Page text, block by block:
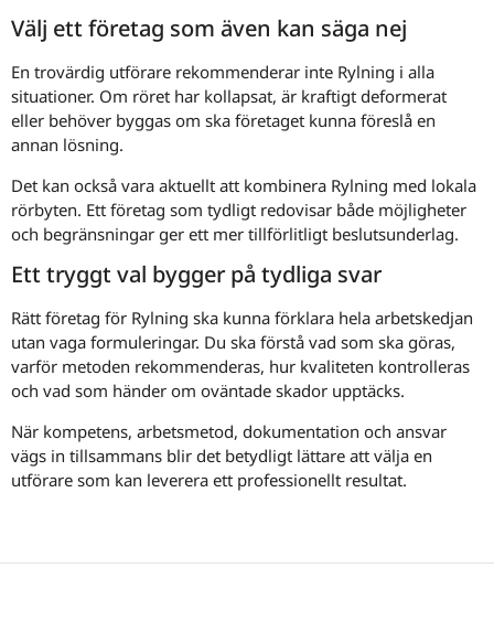
Välj ett företag som även kan säga nej
En trovärdig utförare rekommenderar inte Rylning i alla
situationer. Om röret har kollapsat, är kraftigt deformerat
eller behöver byggas om ska företaget kunna föreslå en
annan lösning.
Det kan också vara aktuellt att kombinera Rylning med lokala
rörbyten. Ett företag som tydligt redovisar både möjligheter
och begränsningar ger ett mer tillförlitligt beslutsunderlag.
Ett tryggt val bygger på tydliga svar
Rätt företag för Rylning ska kunna förklara hela arbetskedjan
utan vaga formuleringar. Du ska förstå vad som ska göras,
varför metoden rekommenderas, hur kvaliteten kontrolleras
och vad som händer om oväntade skador upptäcks.
När kompetens, arbetsmetod, dokumentation och ansvar
vägs in tillsammans blir det betydligt lättare att välja en
utförare som kan leverera ett professionellt resultat.